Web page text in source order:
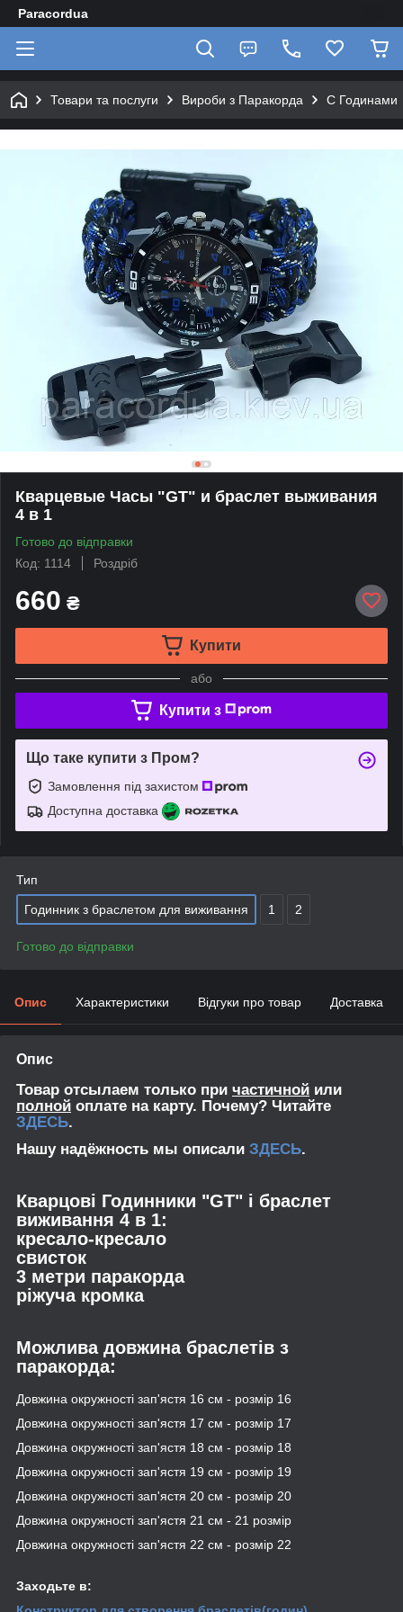
Paracordua
Товари та послуги Вироби з Паракорда C Годинами
Кварцевые Часы "GТ" и браслет выживания
4 в 1
Готово до відправки
Код: 1114
Роздріб
660 ₴
Купити
або
Купити з
Що таке купити з Пром?
Замовлення під захистом
Доступна доставка
Тип
Годинник з браслетом для виживання 1 2
Готово до відправки
Опис Характеристики Відгуки про товар Доставка
Опис
Товар отсылаем только при частичной или
полной оплате на карту. Почему? Читайте
ЗДЕСЬ.
Нашу надёжность мы описали ЗДЕСЬ.
Кварцові Годинники "GТ" і браслет
виживання 4 в 1:
кресало-кресало
свисток
3 метри паракорда
ріжуча кромка
Можлива довжина браслетів з
паракорда:
Довжина окружності зап'ястя 16 см - розмір 16
Довжина окружності зап'ястя 17 см - розмір 17
Довжина окружності зап'ястя 18 см - розмір 18
Довжина окружності зап'ястя 19 см - розмір 19
Довжина окружності зап'ястя 20 см - розмір 20
Довжина окружності зап'ястя 21 см - 21 розмір
Довжина окружності зап'ястя 22 см - розмір 22
Заходьте в: